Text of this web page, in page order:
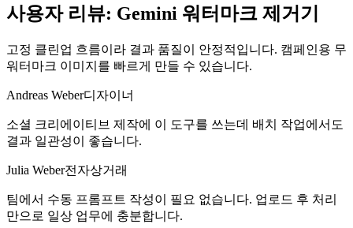
사용자 리뷰: Gemini 워터마크 제거기
고정 클린업 흐름이라 결과 품질이 안정적입니다. 캠페인용 무
워터마크 이미지를 빠르게 만들 수 있습니다.
Andreas Weber디자이너
소셜 크리에이티브 제작에 이 도구를 쓰는데 배치 작업에서도
결과 일관성이 좋습니다.
Julia Weber전자상거래
팀에서 수동 프롬프트 작성이 필요 없습니다. 업로드 후 처리
만으로 일상 업무에 충분합니다.